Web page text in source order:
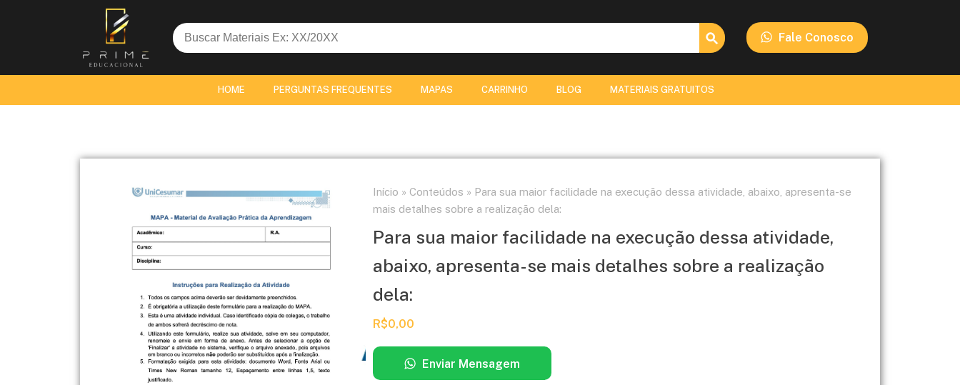
Search
for:
Search Button
Fale Conosco
HOME PERGUNTAS FREQUENTES MAPAS CARRINHO BLOG MATERIAIS GRATUITOS
Início » Conteúdos » Para sua maior facilidade na execução dessa atividade, abaixo, apresenta-se
mais detalhes sobre a realização dela:
Para sua maior facilidade na execução dessa atividade,
abaixo, apresenta-se mais detalhes sobre a realização
dela:
R$0,00
Enviar Mensagem